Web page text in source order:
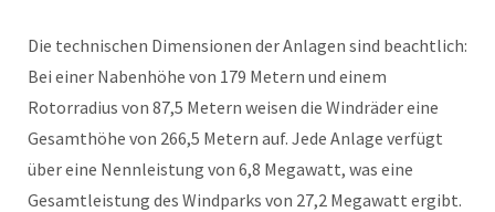
Die technischen Dimensionen der Anlagen sind beachtlich:
Bei einer Nabenhöhe von 179 Metern und einem
Rotorradius von 87,5 Metern weisen die Windräder eine
Gesamthöhe von 266,5 Metern auf. Jede Anlage verfügt
über eine Nennleistung von 6,8 Megawatt, was eine
Gesamtleistung des Windparks von 27,2 Megawatt ergibt.